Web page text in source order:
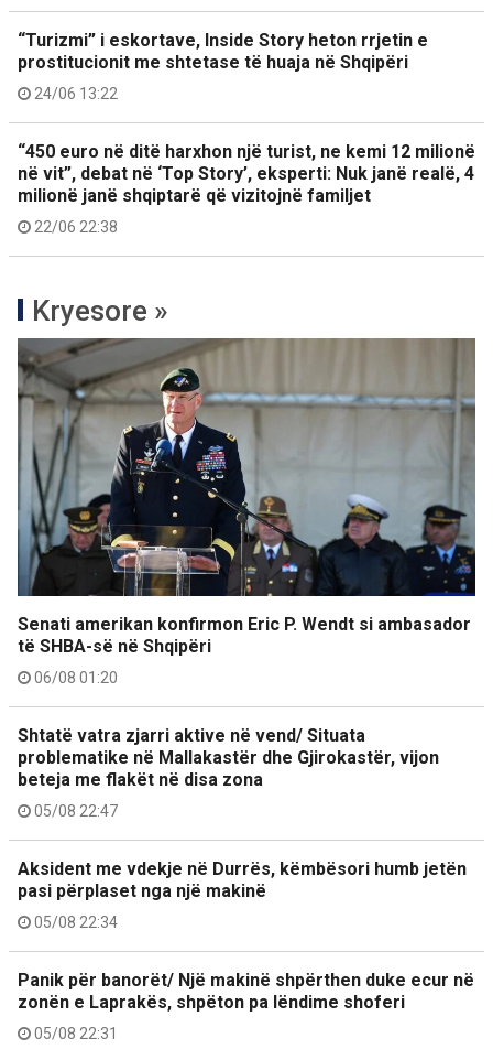
“Turizmi” i eskortave, Inside Story heton rrjetin e
prostitucionit me shtetase të huaja në Shqipëri
24/06 13:22
“450 euro në ditë harxhon një turist, ne kemi 12 milionë
në vit”, debat në ‘Top Story’, eksperti: Nuk janë realë, 4
milionë janë shqiptarë që vizitojnë familjet
22/06 22:38
Kryesore »
Senati amerikan konfirmon Eric P. Wendt si ambasador
të SHBA-së në Shqipëri
06/08 01:20
Shtatë vatra zjarri aktive në vend/ Situata
problematike në Mallakastër dhe Gjirokastër, vijon
beteja me flakët në disa zona
05/08 22:47
Aksident me vdekje në Durrës, këmbësori humb jetën
pasi përplaset nga një makinë
05/08 22:34
Panik për banorët/ Një makinë shpërthen duke ecur në
zonën e Laprakës, shpëton pa lëndime shoferi
05/08 22:31